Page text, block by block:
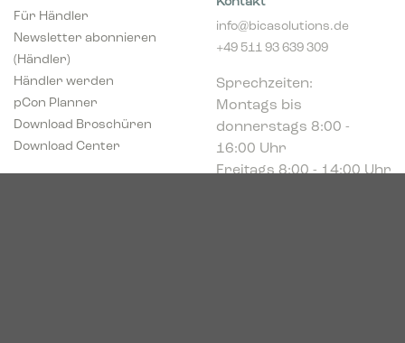
Für Händler
Newsletter abonnieren
(Händler)
Händler werden
pCon Planner
Download Broschüren
Download Center
+49 511 93 639 309
Montags bis
donnerstags 8:00 -
16:00 Uhr
Freitags 8:00 - 14:00 Uhr